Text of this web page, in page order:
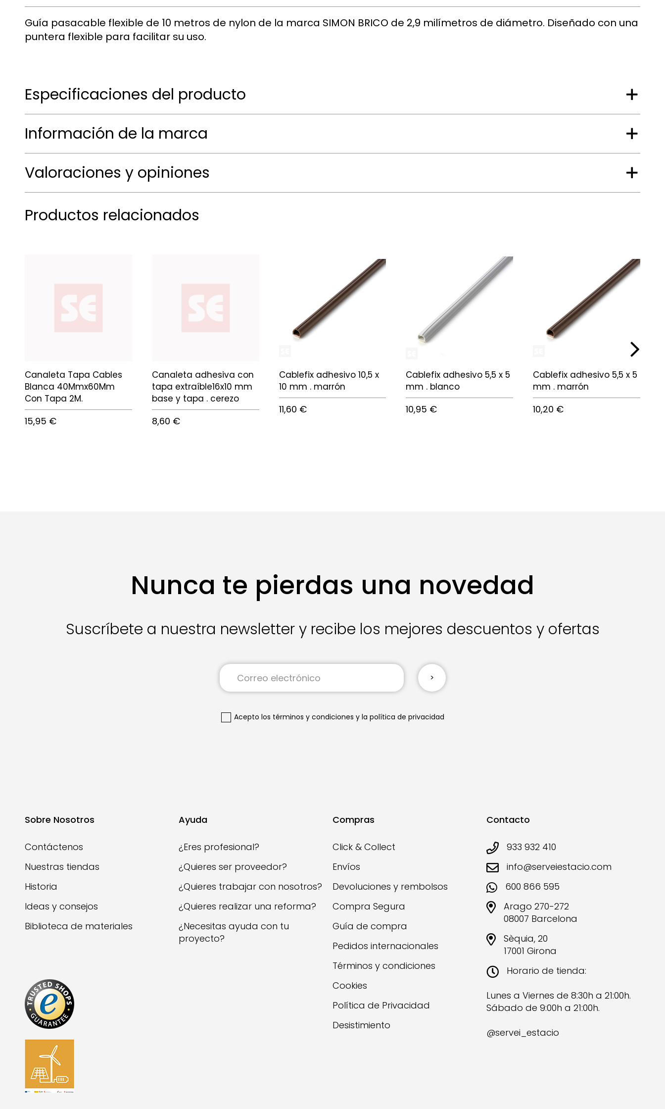
Guía pasacable flexible de 10 metros de nylon de la marca SIMON BRICO de 2,9 milímetros de diámetro. Diseñado con una
puntera flexible para facilitar su uso.
Especificaciones del producto
Información de la marca
Valoraciones y opiniones
Productos relacionados
Canaleta Tapa Cables
Blanca 40Mmx60Mm
Con Tapa 2M.
15,95 €
Canaleta adhesiva con
tapa extraíble16x10 mm
base y tapa . cerezo
8,60 €
Cablefix adhesivo 10,5 x
10 mm . marrón
11,60 €
Cablefix adhesivo 5,5 x 5
mm . blanco
10,95 €
Cablefix adhesivo 5,5 x 5
mm . marrón
10,20 €
Nunca te pierdas una novedad
Suscríbete a nuestra newsletter y recibe los mejores descuentos y ofertas
a
noticias:
Acepto los términos y condiciones y la política de privacidad
Sobre Nosotros
Contáctenos
Nuestras tiendas
Historia
Ideas y consejos
Biblioteca de materiales
Ayuda
¿Eres profesional?
¿Quieres ser proveedor?
¿Quieres trabajar con nosotros?
¿Quieres realizar una reforma?
¿Necesitas ayuda con tu
proyecto?
Compras
Click & Collect
Envíos
Devoluciones y rembolsos
Compra Segura
Guía de compra
Pedidos internacionales
Términos y condiciones
Cookies
Política de Privacidad
Desistimiento
Contacto
933 932 410
info@serveiestacio.com
600 866 595
Arago 270-272
08007 Barcelona
Sèquia, 20
17001 Girona
Horario de tienda:
Lunes a Viernes de 8:30h a 21:00h.
Sábado de 9:00h a 21:00h.
@servei_estacio